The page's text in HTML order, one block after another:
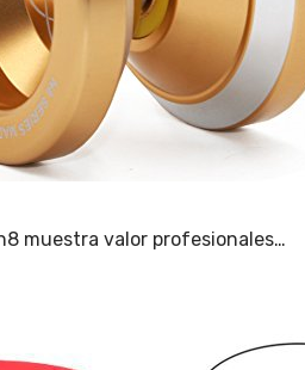
muestra valor profesionales…